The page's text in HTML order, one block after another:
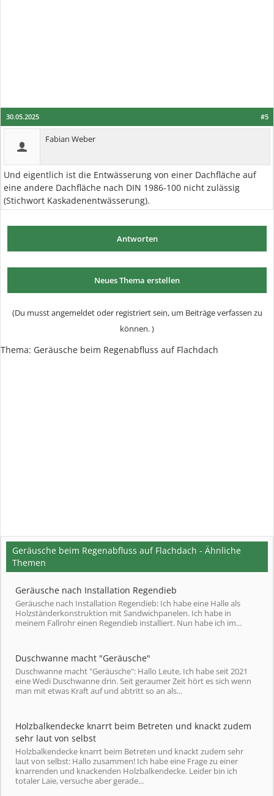
#5
30.05.2025
Fabian Weber
Und eigentlich ist die Entwässerung von einer Dachfläche auf
eine andere Dachfläche nach DIN 1986-100 nicht zulässig
(Stichwort Kaskadenentwässerung).
Antworten
Neues Thema erstellen
(Du musst angemeldet oder registriert sein, um Beiträge verfassen zu
können. )
Thema: Geräusche beim Regenabfluss auf Flachdach
Geräusche beim Regenabfluss auf Flachdach - Ähnliche
Themen
Geräusche nach Installation Regendieb
Geräusche nach Installation Regendieb: Ich habe eine Halle als
Holzständerkonstruktion mit Sandwichpanelen. Ich habe in
meinem Fallrohr einen Regendieb installiert. Nun habe ich im...
Duschwanne macht "Geräusche"
Duschwanne macht "Geräusche": Hallo Leute, Ich habe seit 2021
eine Wedi Duschwanne drin. Seit geraumer Zeit hört es sich wenn
man mit etwas Kraft auf und abtritt so an als...
Holzbalkendecke knarrt beim Betreten und knackt zudem
sehr laut von selbst
Holzbalkendecke knarrt beim Betreten und knackt zudem sehr
laut von selbst: Hallo zusammen! Ich habe eine Frage zu einer
knarrenden und knackenden Holzbalkendecke. Leider bin ich
totaler Laie, versuche aber gerade...